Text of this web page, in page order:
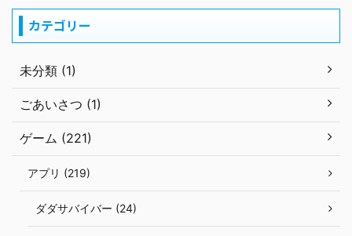
カテゴリー
未分類 (1)
ごあいさつ (1)
ゲーム (221)
アプリ (219)
ダダサバイバー (24)